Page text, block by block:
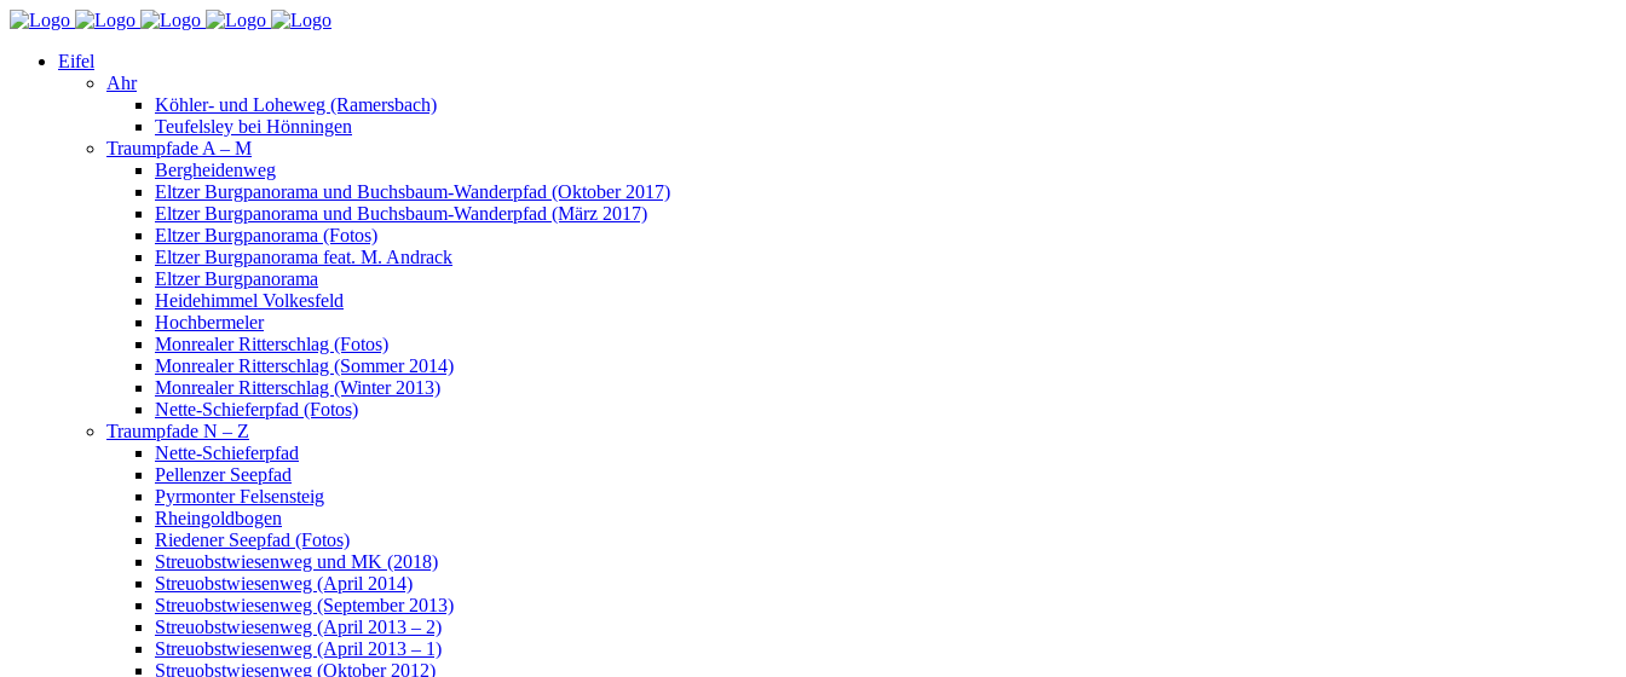
Eifel
Ahr
Köhler- und Loheweg (Ramersbach)
Teufelsley bei Hönningen
Traumpfade A – M
Bergheidenweg
Eltzer Burgpanorama und Buchsbaum-Wanderpfad (Oktober 2017)
Eltzer Burgpanorama und Buchsbaum-Wanderpfad (März 2017)
Eltzer Burgpanorama (Fotos)
Eltzer Burgpanorama feat. M. Andrack
Eltzer Burgpanorama
Heidehimmel Volkesfeld
Hochbermeler
Monrealer Ritterschlag (Fotos)
Monrealer Ritterschlag (Sommer 2014)
Monrealer Ritterschlag (Winter 2013)
Nette-Schieferpfad (Fotos)
Traumpfade N – Z
Nette-Schieferpfad
Pellenzer Seepfad
Pyrmonter Felsensteig
Rheingoldbogen
Riedener Seepfad (Fotos)
Streuobstwiesenweg und MK (2018)
Streuobstwiesenweg (April 2014)
Streuobstwiesenweg (September 2013)
Streuobstwiesenweg (April 2013 – 2)
Streuobstwiesenweg (April 2013 – 1)
Streuobstwiesenweg (Oktober 2012)